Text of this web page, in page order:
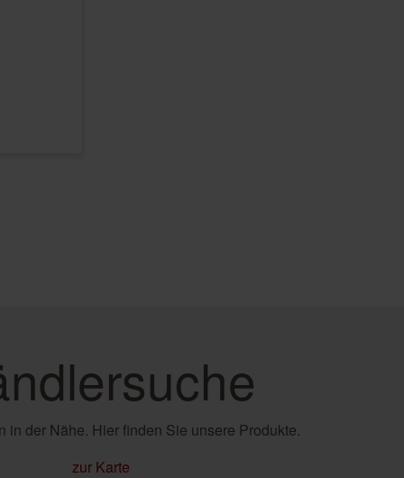
in der Nähe. Hier finden Sie unsere Produkte.
zur Karte